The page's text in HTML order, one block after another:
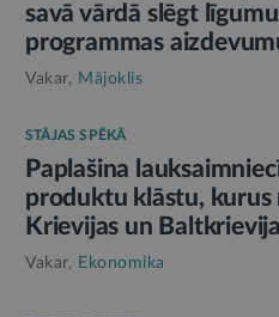
savā vārdā slēgt
programmas
Vakar, Mājoklis
STĀJAS SPĒKĀ
Paplašina
produktu klāstu, kurus
Krievijas un
Vakar, Ekonomika